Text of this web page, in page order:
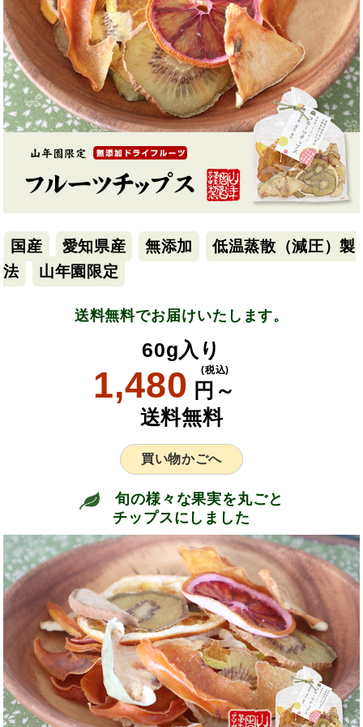
国産 愛知県産 無添加
低温蒸散（減圧）製
法
山年園限定
送料無料でお届けいたします。
60g入り
1,480 円～
(税込)
送料無料
買い物かごへ
旬の様々な果実を丸ごと
チップスにしました